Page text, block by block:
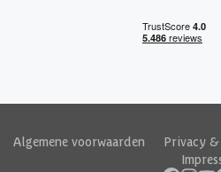
Algemene voorwaarden Privacy &